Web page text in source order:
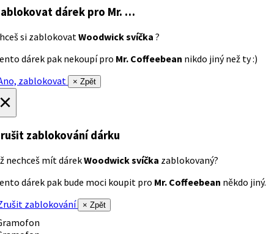
dárek pro Mr. …
si zablokovat Woodwick svíčka ?
dárek pak nekoupí pro Mr. Coffeebean nikdo jiný než ty :)
zablokovat
× Zpět
zablokování dárku
nechceš mít dárekWoodwick svíčka zablokovaný?
dárek pak bude moci koupit pro Mr. Coffeebean někdo jiný.
zablokování
× Zpět